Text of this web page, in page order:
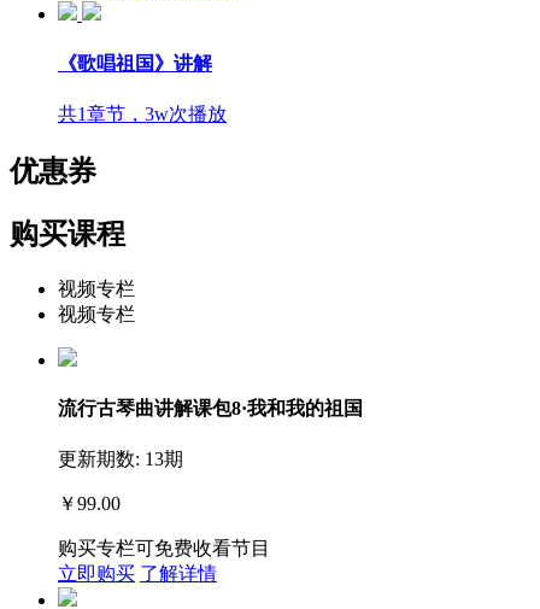
《歌唱祖国》讲解
共1章节，3w次播放
优惠券
购买课程
视频专栏
视频专栏
流行古琴曲讲解课包8·我和我的祖国
更新期数: 13期
￥99.00
购买专栏可免费收看节目
立即购买 了解详情